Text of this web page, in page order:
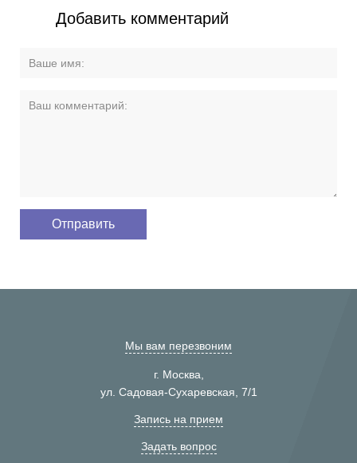
Добавить комментарий
Мы вам перезвоним
г. Москва,
ул. Садовая-Сухаревская, 7/1
Запись на прием
Задать вопрос